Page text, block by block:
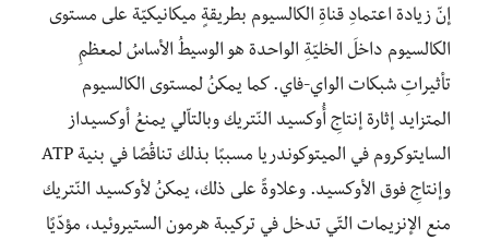
إنّ زيادة اعتمادِ قناةِ الكالسيوم بطريقةٍ ميكانيكيّة على مستوى
الكالسيوم داخلَ الخليّةِ الواحدة هو الوسيطُ الأساسُ لمعظمِ
تأثيراتِ شبكات الواي-فاي. كما يمكنُ لمستوى الكالسيوم
المتزايد إثارة إنتاجِ أُوكسيد النّتريك وبالتاّلي يمنعُ أوكسيداز
السايتوكروم في الميتوكوندريا مسببًا بذلك تناقُصًا في بنية ATP
وإنتاجِ فوق الأوكسيد. وعلاوةً على ذلك، يمكنُ لأوكسيد النّتريك
منع الإنزيمات التّي تدخل في تركيبة هرمون الستيروئيد، مؤدّيًا